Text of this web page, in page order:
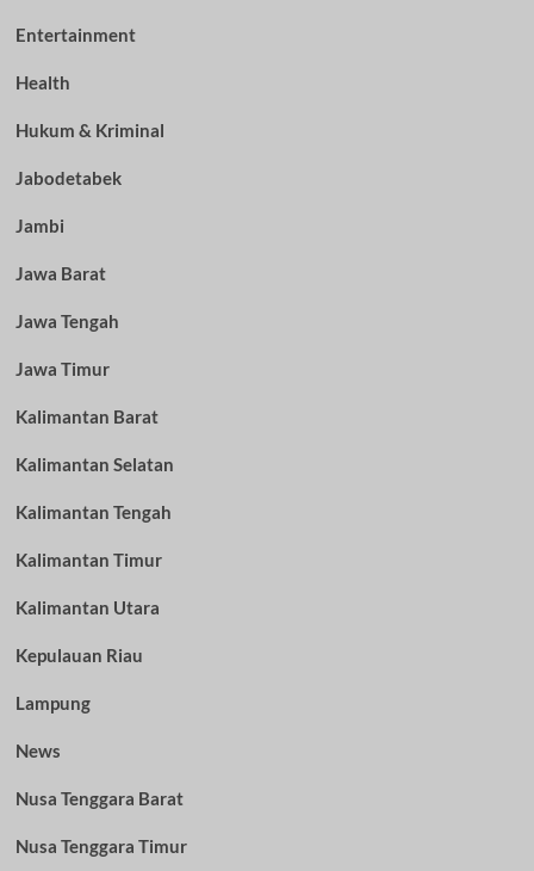
Entertainment
Health
Hukum & Kriminal
Jabodetabek
Jambi
Jawa Barat
Jawa Tengah
Jawa Timur
Kalimantan Barat
Kalimantan Selatan
Kalimantan Tengah
Kalimantan Timur
Kalimantan Utara
Kepulauan Riau
Lampung
News
Nusa Tenggara Barat
Nusa Tenggara Timur